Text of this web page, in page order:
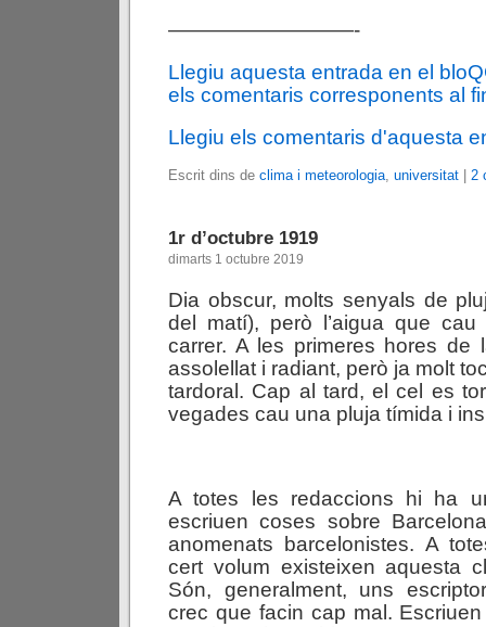
—————————-
Llegiu aquesta entrada en el
els comentaris corresponents al
Llegiu els comentaris d'aquesta
Escrit dins de clima i meteorologia universitat | 2
1r d’octubre 1919
dimarts 1 octubre 2019
Dia obscur, molts senyals de
del matí), però l’aigua que
carrer. A les primeres hores de
assolellat i radiant, però ja molt
tardoral. Cap al tard, el cel es
vegades cau una pluja tímida i
A totes les redaccions hi ha
escriuen coses sobre
anomenats barcelonistes. A
cert volum existeixen aquesta
Són, generalment, uns
crec que facin cap mal.